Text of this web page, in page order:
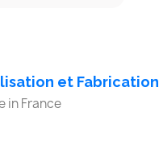
et Fabrication
in France